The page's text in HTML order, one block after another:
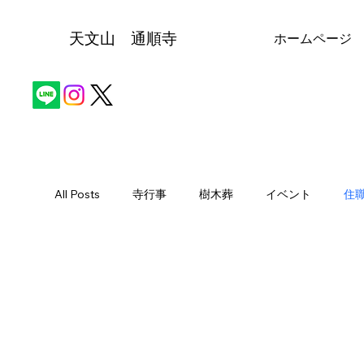
天文山 通順寺 ホームページ
All Posts 寺行事 樹木葬 イベント 住